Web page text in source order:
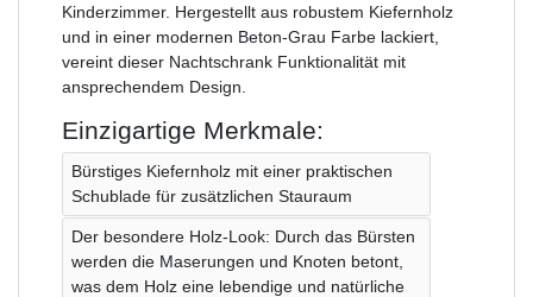
Kinderzimmer. Hergestellt aus robustem Kiefernholz
und in einer modernen Beton-Grau Farbe lackiert,
vereint dieser Nachtschrank Funktionalität mit
ansprechendem Design.
Einzigartige Merkmale:
Bürstiges Kiefernholz mit einer praktischen
Schublade für zusätzlichen Stauraum
Der besondere Holz-Look: Durch das Bürsten
werden die Maserungen und Knoten betont,
was dem Holz eine lebendige und natürliche